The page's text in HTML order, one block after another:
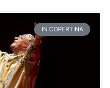
IN COPERTINA